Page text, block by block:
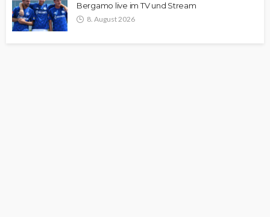
Bergamo live im TV und Stream
8. August 2026